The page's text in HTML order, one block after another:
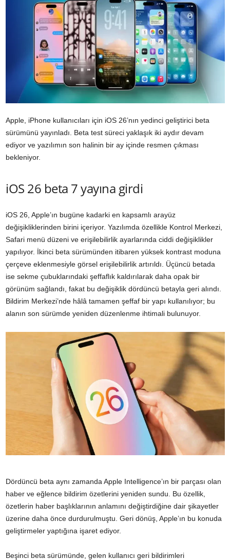
Apple, iPhone kullanıcıları için iOS 26’nın yedinci geliştirici beta
sürümünü yayınladı. Beta test süreci yaklaşık iki aydır devam
ediyor ve yazılımın son halinin bir ay içinde resmen çıkması
bekleniyor.
iOS 26 beta 7 yayına girdi
iOS 26, Apple’ın bugüne kadarki en kapsamlı arayüz
değişikliklerinden birini içeriyor. Yazılımda özellikle Kontrol Merkezi,
Safari menü düzeni ve erişilebilirlik ayarlarında ciddi değişiklikler
yapılıyor. İkinci beta sürümünden itibaren yüksek kontrast moduna
çerçeve eklenmesiyle görsel erişilebilirlik artırıldı. Üçüncü betada
ise sekme çubuklarındaki şeffaflık kaldırılarak daha opak bir
görünüm sağlandı, fakat bu değişiklik dördüncü betayla geri alındı.
Bildirim Merkezi’nde hâlâ tamamen şeffaf bir yapı kullanılıyor; bu
alanın son sürümde yeniden düzenlenme ihtimali bulunuyor.
Dördüncü beta aynı zamanda Apple Intelligence’ın bir parçası olan
haber ve eğlence bildirim özetlerini yeniden sundu. Bu özellik,
özetlerin haber başlıklarının anlamını değiştirdiğine dair şikayetler
üzerine daha önce durdurulmuştu. Geri dönüş, Apple’ın bu konuda
geliştirmeler yaptığına işaret ediyor.
Beşinci beta sürümünde, gelen kullanıcı geri bildirimleri